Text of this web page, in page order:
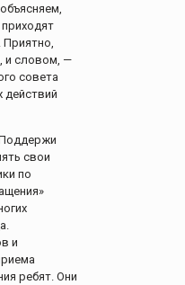
Приятно,
и словом, —
совета
действий
свои
по
и
ребят. Они